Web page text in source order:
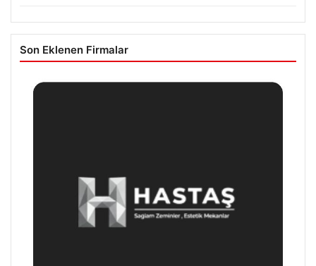
Son Eklenen Firmalar